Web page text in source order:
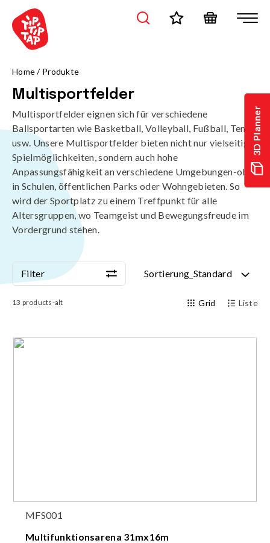
3D Planner
Home/ Produkte
Multisportfelder
Multisportfelder eignen sich für verschiedene
Ballsportarten wie Basketball, Volleyball, Fußball, Tennis
usw. Unsere Multisportfelder bieten nicht nur vielseitige
Spielmöglichkeiten, sondern auch hohe
Anpassungsfähigkeit an verschiedene Umgebungen-ob
in Schulen, öffentlichen Parks oder Wohngebieten. So
wird der Sportplatz zu einem Treffpunkt für alle
Altersgruppen, wo Teamgeist und Bewegungsfreude im
Vordergrund stehen.
Filter
Filter Sortierung_Standard
13 products-alt Grid Liste
MFS001
Multifunktionsarena 31mx16m